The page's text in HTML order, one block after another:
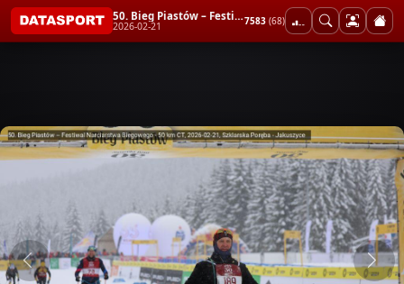
50. Bieg Piastów – Festiwal Narciarstwa Biegowego - 50 km CT
2026-02-21 7583 (68)